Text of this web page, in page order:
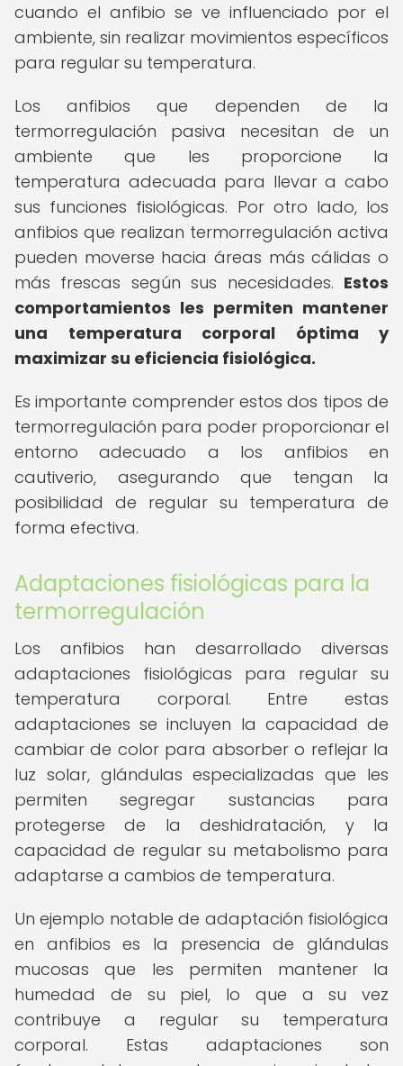
cuando el anfibio se ve influenciado por el
ambiente, sin realizar movimientos específicos
para regular su temperatura.
Los anfibios que dependen de la
termorregulación pasiva necesitan de un
ambiente que les proporcione la
temperatura adecuada para llevar a cabo
sus funciones fisiológicas. Por otro lado, los
anfibios que realizan termorregulación activa
pueden moverse hacia áreas más cálidas o
más frescas según sus necesidades. Estos
comportamientos les permiten mantener
una temperatura corporal óptima y
maximizar su eficiencia fisiológica.
Es importante comprender estos dos tipos de
termorregulación para poder proporcionar el
entorno adecuado a los anfibios en
cautiverio, asegurando que tengan la
posibilidad de regular su temperatura de
forma efectiva.
Adaptaciones fisiológicas para la
termorregulación
Los anfibios han desarrollado diversas
adaptaciones fisiológicas para regular su
temperatura corporal. Entre estas
adaptaciones se incluyen la capacidad de
cambiar de color para absorber o reflejar la
luz solar, glándulas especializadas que les
permiten segregar sustancias para
protegerse de la deshidratación, y la
capacidad de regular su metabolismo para
adaptarse a cambios de temperatura.
Un ejemplo notable de adaptación fisiológica
en anfibios es la presencia de glándulas
mucosas que les permiten mantener la
humedad de su piel, lo que a su vez
contribuye a regular su temperatura
corporal. Estas adaptaciones son